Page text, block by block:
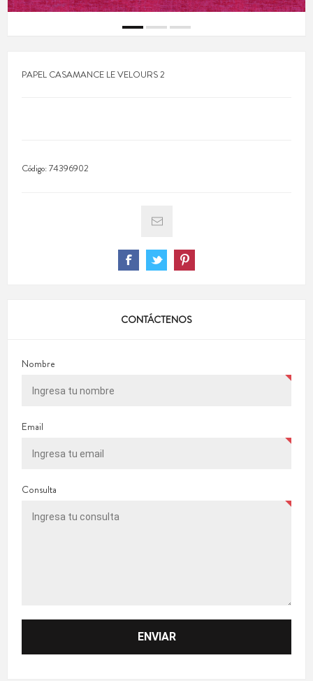
PAPEL CASAMANCE LE VELOURS 2
Código:74396902
CONTÁCTENOS
Nombre
Email
Consulta